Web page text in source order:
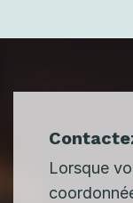
Lorsque